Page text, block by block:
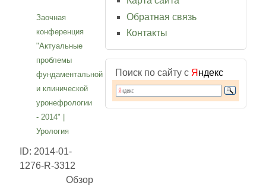
Заочная
конференция
"Актуальные
проблемы
фундаментальной
и клинической
уронефрологии
- 2014"
Урология
ID: 2014-01-
1276-R-3312
Обзор
Обратная связь
Контакты
Поиск по сайту с Я ндекс